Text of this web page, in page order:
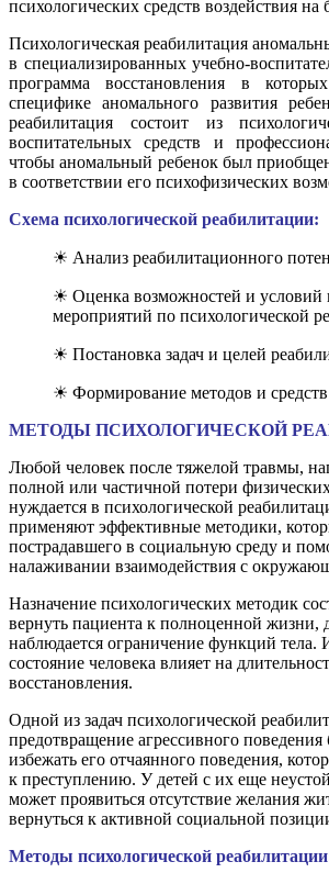
психологических средств воздействия на
Психологическая реабилитация
в специализированных учебно-
программа восстановления в
специфике аномального развития
реабилитация состоит из
воспитательных средств и
чтобы аномальный ребенок был
в соответствии его психофизических
Схема психологической реабилитации:
☀ Анализ реабилитационного
☀ Оценка возможностей и условий
мероприятий по психологической
☀ Постановка задач и целей
☀ Формирование методов и
МЕТОДЫ ПСИХОЛОГИЧЕСКОЙ
Любой человек после тяжелой травмы,
полной или частичной потери
нуждается в психологической
применяют эффективные методики,
пострадавшего в социальную среду и
налаживании взаимодействия с
Назначение психологических методик
вернуть пациента к полноценной жизни,
наблюдается ограничение функций тела.
состояние человека влияет на
восстановления.
Одной из задач психологической
предотвращение агрессивного
избежать его отчаянного поведения,
к преступлению. У детей с их еще
может проявиться отсутствие желания
вернуться к активной социальной
Методы психологической